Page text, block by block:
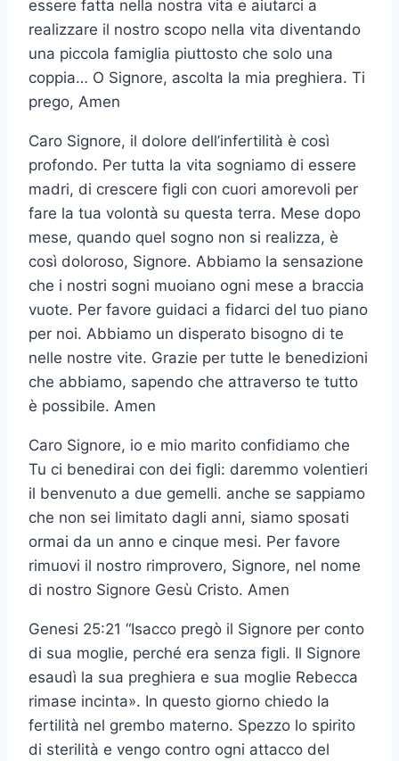
essere fatta nella nostra vita e aiutarci a
realizzare il nostro scopo nella vita diventando
una piccola famiglia piuttosto che solo una
coppia… O Signore, ascolta la mia preghiera. Ti
prego, Amen
Caro Signore, il dolore dell’infertilità è così
profondo. Per tutta la vita sogniamo di essere
madri, di crescere figli con cuori amorevoli per
fare la tua volontà su questa terra. Mese dopo
mese, quando quel sogno non si realizza, è
così doloroso, Signore. Abbiamo la sensazione
che i nostri sogni muoiano ogni mese a braccia
vuote. Per favore guidaci a fidarci del tuo piano
per noi. Abbiamo un disperato bisogno di te
nelle nostre vite. Grazie per tutte le benedizioni
che abbiamo, sapendo che attraverso te tutto
è possibile. Amen
Caro Signore, io e mio marito confidiamo che
Tu ci benedirai con dei figli: daremmo volentieri
il benvenuto a due gemelli. anche se sappiamo
che non sei limitato dagli anni, siamo sposati
ormai da un anno e cinque mesi. Per favore
rimuovi il nostro rimprovero, Signore, nel nome
di nostro Signore Gesù Cristo. Amen
Genesi 25:21 “Isacco pregò il Signore per conto
di sua moglie, perché era senza figli. Il Signore
esaudì la sua preghiera e sua moglie Rebecca
rimase incinta». In questo giorno chiedo la
fertilità nel grembo materno. Spezzo lo spirito
di sterilità e vengo contro ogni attacco del